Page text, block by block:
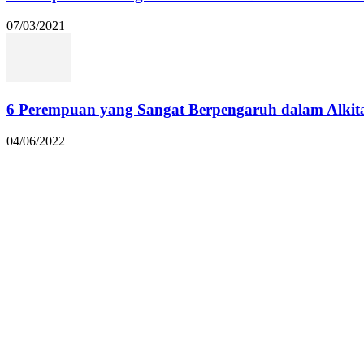
07/03/2021
6 Perempuan yang Sangat Berpengaruh dalam
04/06/2022